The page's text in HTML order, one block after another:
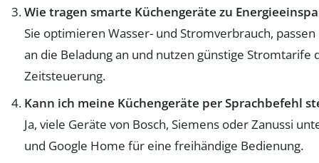
Wie tragen smarte Küchengeräte zu
Sie optimieren Wasser- und Stromverbrauch,
an die Beladung an und nutzen günstige Stromtarife
Zeitsteuerung.
Kann ich meine Küchengeräte per Sprachbefehl
Ja, viele Geräte von Bosch, Siemens oder Zanussi
und Google Home für eine freihändige Bedienung.